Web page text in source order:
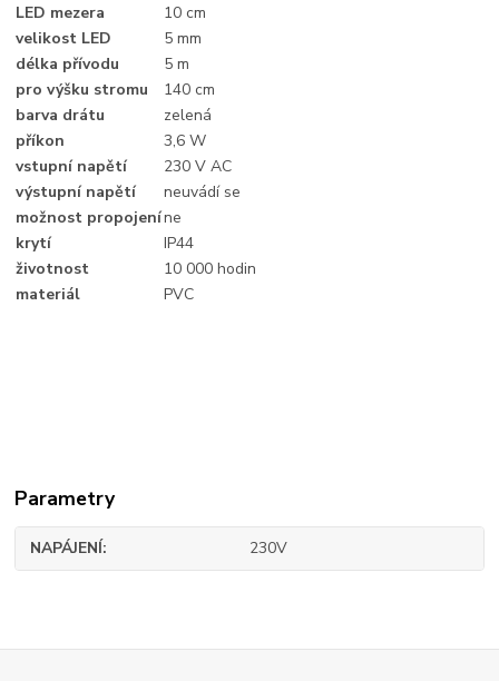
LED mezera
10 cm
velikost LED
5 mm
délka přívodu
5 m
pro výšku stromu
140 cm
barva drátu
zelená
příkon
3,6 W
vstupní napětí
230 V AC
výstupní napětí
neuvádí se
možnost propojeníne
krytí
IP44
životnost
10 000 hodin
materiál
PVC
Parametry
NAPÁJENÍ 230V